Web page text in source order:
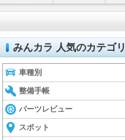
みんカラ 人気のカテゴリ
車種別
整備手帳
パーツレビュー
スポット